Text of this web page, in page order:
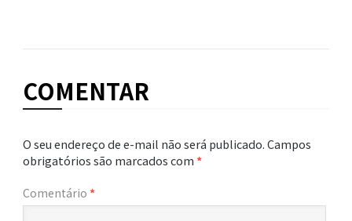
COMENTAR
O seu endereço de e-mail não será publicado.Campos
obrigatórios são marcados com*
Comentário *